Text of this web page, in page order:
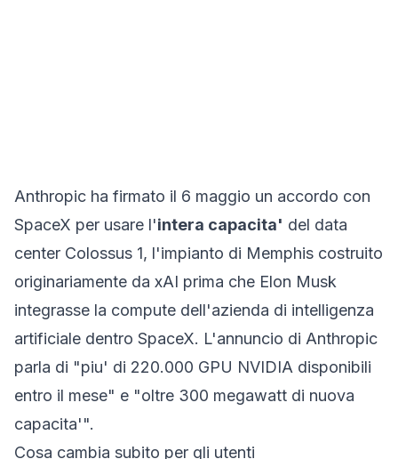
Anthropic ha firmato il 6 maggio un accordo con
SpaceX per usare l'intera capacita' del data
center Colossus 1, l'impianto di Memphis costruito
originariamente da xAI prima che Elon Musk
integrasse la compute dell'azienda di intelligenza
artificiale dentro SpaceX. L'annuncio di Anthropic
parla di "piu' di 220.000 GPU NVIDIA disponibili
entro il mese" e "oltre 300 megawatt di nuova
capacita'".
Cosa cambia subito per gli utenti